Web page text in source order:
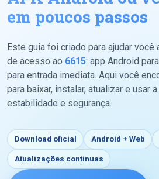
em poucos passos
Este guia foi criado para ajudar você
de acesso ao 6615: app Android
para entrada imediata. Aqui você
para baixar, instalar, atualizar e usar
estabilidade e segurança.
Download oficial Android + Web
Atualizações contínuas